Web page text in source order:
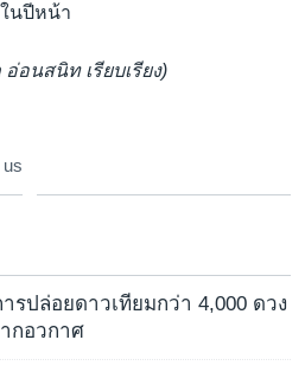
นปีหน้า
อนสนิท เรียบเรียง)
us
รปล่อยดาวเทียมกว่า 4,000 ดวง
กอวกาศ